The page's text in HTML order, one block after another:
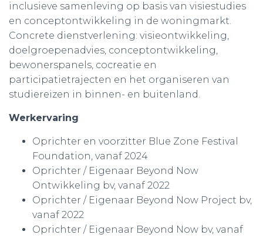
inclusieve samenleving op basis van visiestudies
en conceptontwikkeling in de woningmarkt.
Concrete dienstverlening: visieontwikkeling,
doelgroepenadvies, conceptontwikkeling,
bewonerspanels, cocreatie en
participatietrajecten en het organiseren van
studiereizen in binnen- en buitenland.
Werkervaring
Oprichter en voorzitter Blue Zone Festival
Foundation, vanaf 2024
Oprichter / Eigenaar Beyond Now
Ontwikkeling bv, vanaf 2022
Oprichter / Eigenaar Beyond Now Project bv,
vanaf 2022
Oprichter / Eigenaar Beyond Now bv, vanaf